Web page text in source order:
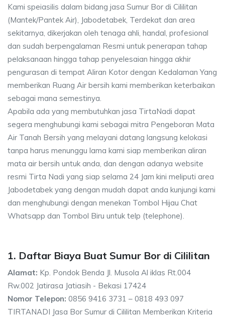
Kami speiasilis dalam bidang jasa Sumur Bor di Cililitan
(Mantek/Pantek Air), Jabodetabek, Terdekat dan area
sekitarnya, dikerjakan oleh tenaga ahli, handal, profesional
dan sudah berpengalaman Resmi untuk penerapan tahap
pelaksanaan hingga tahap penyelesaian hingga akhir
pengurasan di tempat Aliran Kotor dengan Kedalaman Yang
memberikan Ruang Air bersih kami memberikan keterbaikan
sebagai mana semestinya.
Apabila ada yang membutuhkan jasa TirtaNadi dapat
segera menghubungi kami sebagai mitra Pengeboran Mata
Air Tanah Bersih yang melayani datang langsung kelokasi
tanpa harus menunggu lama kami siap memberikan aliran
mata air bersih untuk anda, dan dengan adanya website
resmi Tirta Nadi yang siap selama 24 Jam kini meliputi area
Jabodetabek yang dengan mudah dapat anda kunjungi kami
dan menghubungi dengan menekan Tombol Hijau Chat
Whatsapp dan Tombol Biru untuk telp (telephone).
1. Daftar Biaya Buat Sumur Bor di Cililitan
Alamat: Kp. Pondok Benda Jl. Musola Al iklas Rt.004
Rw.002 Jatirasa Jatiasih - Bekasi 17424
Nomor Telepon: 0856 9416 3731 – 0818 493 097
TIRTANADI Jasa Bor Sumur di Cililitan Memberikan Kriteria